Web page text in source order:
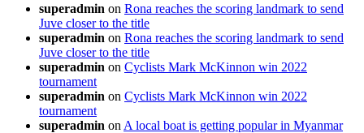
superadmin on Rona reaches the scoring landmark to send
Juve closer to the title
superadmin on Rona reaches the scoring landmark to send
Juve closer to the title
superadmin on Cyclists Mark McKinnon win 2022
tournament
superadmin on Cyclists Mark McKinnon win 2022
tournament
superadmin on A local boat is getting popular in Myanmar